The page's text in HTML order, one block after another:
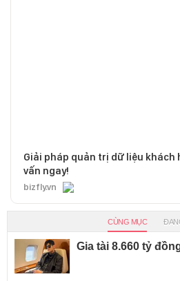
Giải pháp quản trị dữ liệu khách
vấn ngay!
bizfly.vn
CÙNG MỤC
Gia tài 8.660 tỷ